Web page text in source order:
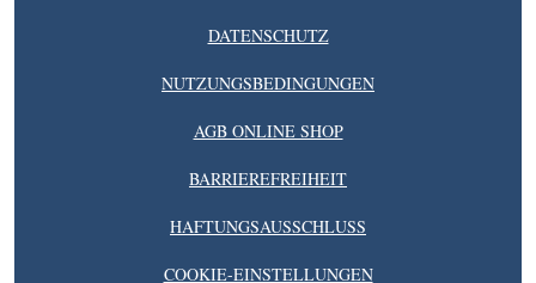
DATENSCHUTZ
NUTZUNGSBEDINGUNGEN
AGB ONLINE SHOP
BARRIEREFREIHEIT
HAFTUNGSAUSSCHLUSS
COOKIE-EINSTELLUNGEN